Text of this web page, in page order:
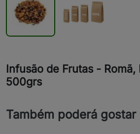
Infusão de Frutas -
500grs
Também poderá gostar